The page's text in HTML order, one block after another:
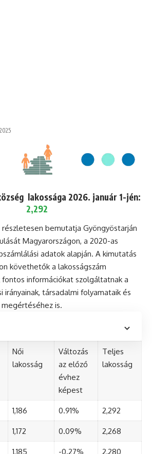
lakossága 2026. január 1-jén:
2,292
bemutatja Gyöngyöstarján
Magyarországon, a 2020-as
adatok alapján. A kimutatás
követhetők a lakosságszám
információkat szolgáltatnak a
társadalmi folyamataik és
is.
Női
lakosság
Változás
az előző
évhez
képest
Teljes
lakosság
1,186 0.91% 2,292
1,172 0.09% 2,268
1,185 -0.27% 2,280